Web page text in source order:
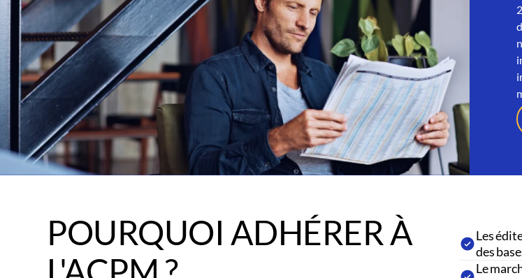
POURQUOI ADHÉRER À
Les
des
Le